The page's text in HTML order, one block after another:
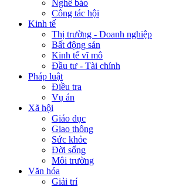
Nghề báo
Công tác hội
Kinh tế
Thị trường - Doanh nghiệp
Bất động sản
Kinh tế vĩ mô
Đầu tư - Tài chính
Pháp luật
Điều tra
Vụ án
Xã hội
Giáo dục
Giao thông
Sức khỏe
Đời sống
Môi trường
Văn hóa
Giải trí